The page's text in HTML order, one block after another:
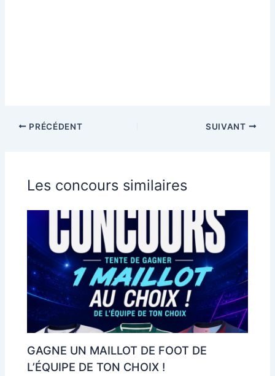
PRÉCÉDENT SUIVANT
Les concours similaires
GAGNE UN MAILLOT DE FOOT DE
L’ÉQUIPE DE TON CHOIX !